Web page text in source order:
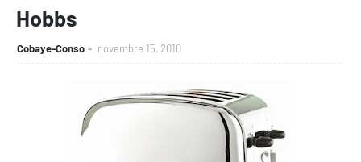
Hobbs
Cobaye-Conso novembre 15, 2010